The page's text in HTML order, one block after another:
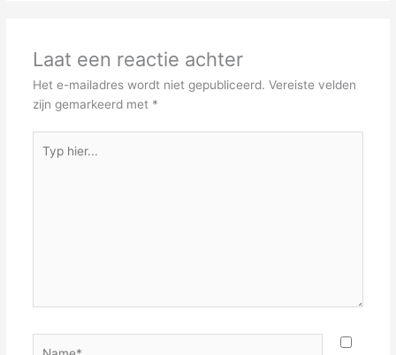
Laat een reactie achter
Het e-mailadres wordt niet gepubliceerd. Vereiste velden
zijn gemarkeerd met *
hier...